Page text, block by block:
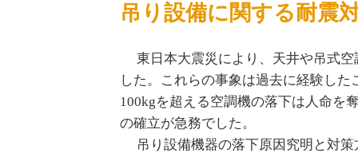
吊り設備に関する耐震
東日本大震災により、天井や吊式空
した。これらの事象は過去に経験し
100kgを超える空調機の落下は人命を
の確立が急務でした。
吊り設備機器の落下原因究明と対策